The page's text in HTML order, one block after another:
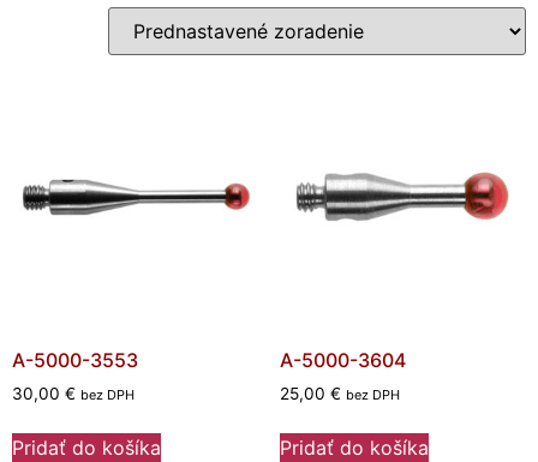
A-5000-3553
30,00 € bez DPH
Pridať do košíka
A-5000-3604
25,00 € bez DPH
Pridať do košíka